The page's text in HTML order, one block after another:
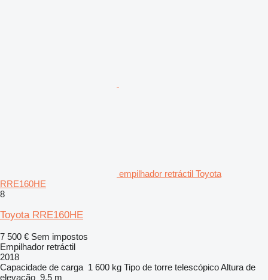
empilhador retráctil Toyota
RRE160HE
8
Toyota RRE160HE
7 500 € Sem impostos
Empilhador retráctil
2018
Capacidade de carga 1 600 kg Tipo de torre telescópicoAltura de
elevação 9,5 m